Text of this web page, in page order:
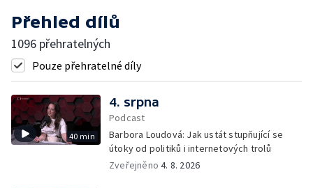
Přehled dílů
1096 přehratelných
Pouze přehratelné díly
40 min
4. srpna
Podcast
Barbora Loudová: Jak ustát stupňující se
útoky od politiků i internetových trolů
Zveřejněno4. 8. 2026